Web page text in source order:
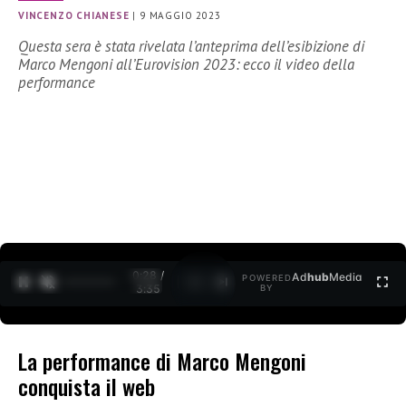
VINCENZO CHIANESE | 9 MAGGIO 2023
Questa sera è stata rivelata l’anteprima dell’esibizione di
Marco Mengoni all’Eurovision 2023: ecco il video della
performance
0:30 /
3:35
POWERED
BY
AdhubMedia
La performance di Marco Mengoni
conquista il web